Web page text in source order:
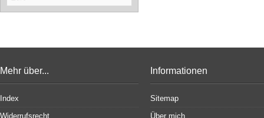
Mehr über...
Index
Widerrufsrecht
Informationen
Sitemap
Über mich